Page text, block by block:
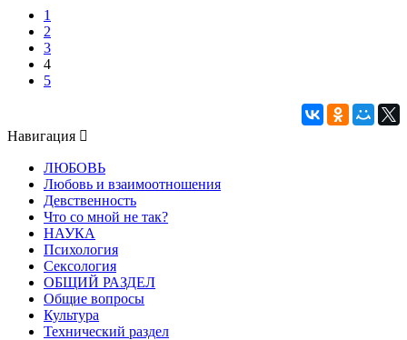
1
2
3
4
5
Навигация
ЛЮБОВЬ
Любовь и взаимоотношения
Девственность
Что со мной не так?
НАУКА
Психология
Сексология
ОБЩИЙ РАЗДЕЛ
Общие вопросы
Культура
Технический раздел